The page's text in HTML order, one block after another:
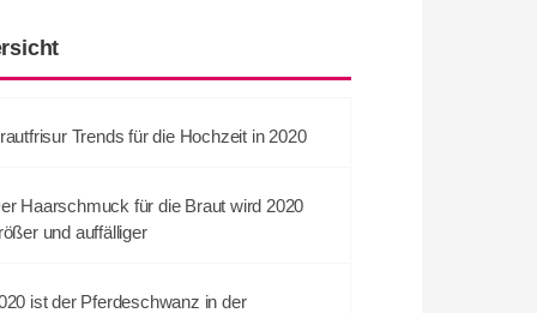
Trends für die Hochzeit in 2020
Haarschmuck für die Braut wird 2020
und auffälliger
ist der Pferdeschwanz in der